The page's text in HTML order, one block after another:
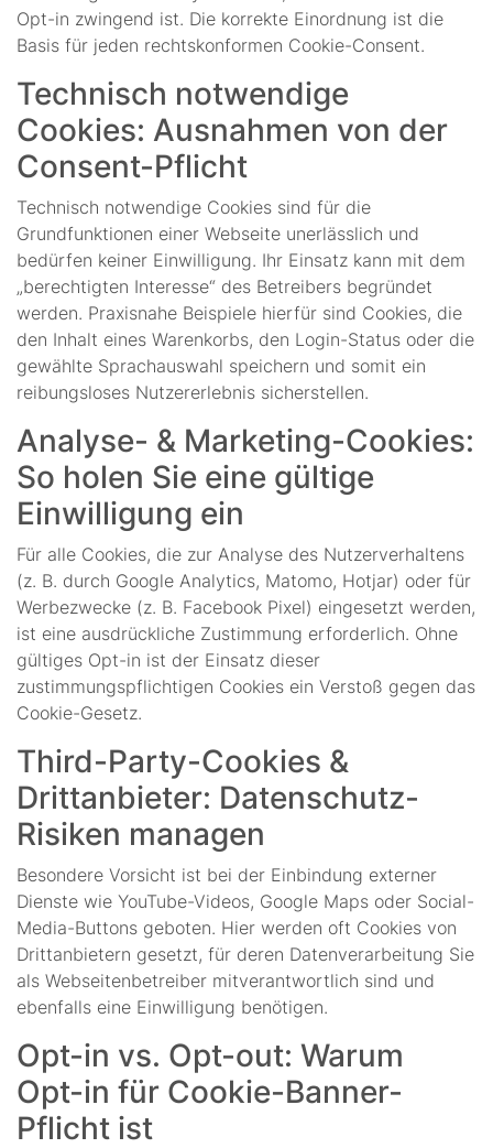
Opt-in zwingend ist. Die korrekte Einordnung ist die
Basis für jeden rechtskonformen Cookie-Consent.
Technisch notwendige
Cookies: Ausnahmen von der
Consent-Pflicht
Technisch notwendige Cookies sind für die
Grundfunktionen einer Webseite unerlässlich und
bedürfen keiner Einwilligung. Ihr Einsatz kann mit dem
„berechtigten Interesse“ des Betreibers begründet
werden. Praxisnahe Beispiele hierfür sind Cookies, die
den Inhalt eines Warenkorbs, den Login-Status oder die
gewählte Sprachauswahl speichern und somit ein
reibungsloses Nutzererlebnis sicherstellen.
Analyse- & Marketing-Cookies:
So holen Sie eine gültige
Einwilligung ein
Für alle Cookies, die zur Analyse des Nutzerverhaltens
(z. B. durch Google Analytics, Matomo, Hotjar) oder für
Werbezwecke (z. B. Facebook Pixel) eingesetzt werden,
ist eine ausdrückliche Zustimmung erforderlich. Ohne
gültiges Opt-in ist der Einsatz dieser
zustimmungspflichtigen Cookies ein Verstoß gegen das
Cookie-Gesetz.
Third-Party-Cookies &
Drittanbieter: Datenschutz-
Risiken managen
Besondere Vorsicht ist bei der Einbindung externer
Dienste wie YouTube-Videos, Google Maps oder Social-
Media-Buttons geboten. Hier werden oft Cookies von
Drittanbietern gesetzt, für deren Datenverarbeitung Sie
als Webseitenbetreiber mitverantwortlich sind und
ebenfalls eine Einwilligung benötigen.
Opt-in vs. Opt-out: Warum
Opt-in für Cookie-Banner-
Pflicht ist